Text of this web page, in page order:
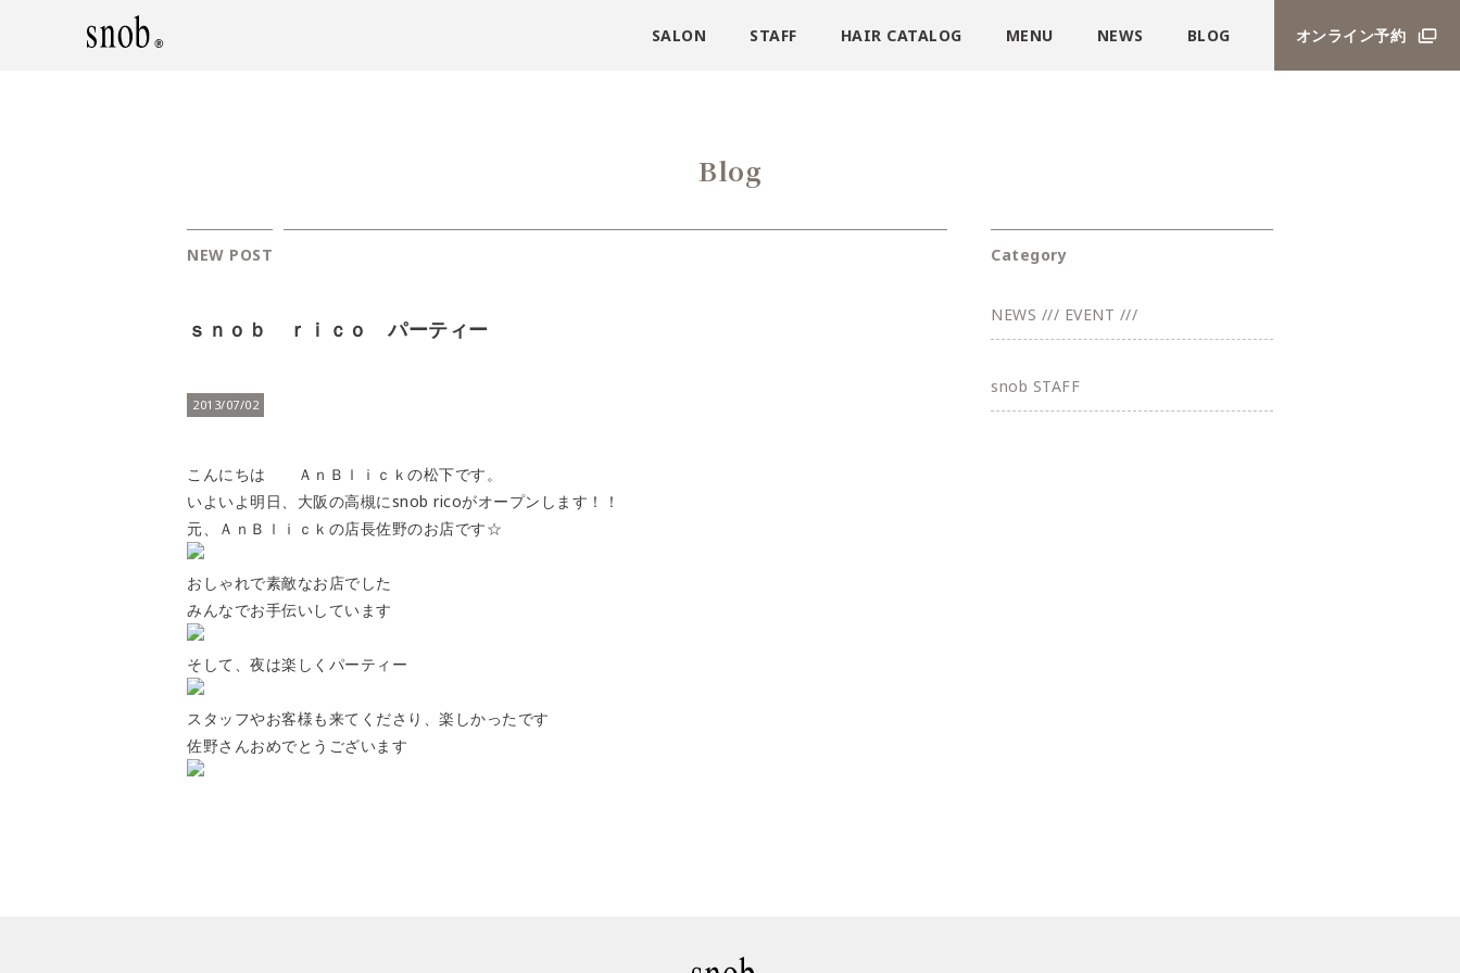
SALON STAFF HAIR CATALOG MENU NEWS BLOG オンライン予約
Blog
NEW POST
ｓｎｏｂ ｒｉｃｏ パーティー
2013/07/02
こんにちは ＡｎＢｌｉｃｋの松下です。
いよいよ明日、大阪の高槻にsnob ricoがオープンします！！
元、ＡｎＢｌｉｃｋの店長佐野のお店です☆
おしゃれで素敵なお店でした
みんなでお手伝いしています
そして、夜は楽しくパーティー
スタッフやお客様も来てくださり、楽しかったです
佐野さんおめでとうございます
Category
NEWS /// EVENT ///
snob STAFF